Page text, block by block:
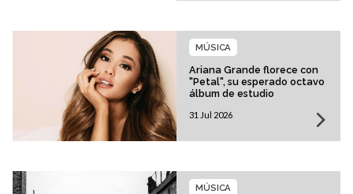
Ariana Grande florece con
"Petal", su esperado octavo
álbum de estudio
MÚSICA
31 Jul 2026
MÚSICA